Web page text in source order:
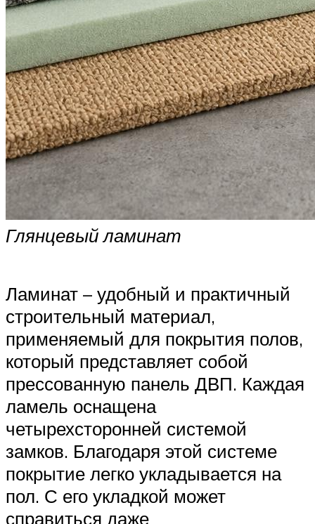
Глянцевый ламинат
Ламинат – удобный и практичный
строительный материал,
применяемый для покрытия полов,
который представляет собой
прессованную панель ДВП. Каждая
ламель оснащена
четырехсторонней системой
замков. Благодаря этой системе
покрытие легко укладывается на
пол. С его укладкой может
справиться даже